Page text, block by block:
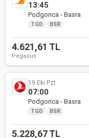
13:45
Podgorica - Basra
TGD · BSR
4.621,61 TL
Pegasus
19 Eki Pzt
07:00
Podgorica - Basra
TGD · BSR
5.228,67 TL